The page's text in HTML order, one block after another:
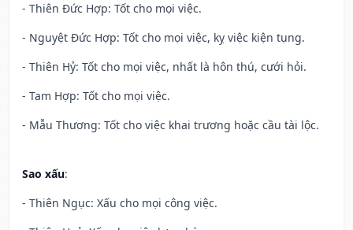
- Thiên Đức Hợp: Tốt cho mọi việc.
- Nguyệt Đức Hợp: Tốt cho mọi việc, kỵ việc kiện tụng.
- Thiên Hỷ: Tốt cho mọi việc, nhất là hôn thú, cưới hỏi.
- Tam Hợp: Tốt cho mọi việc.
- Mẫu Thương: Tốt cho việc khai trương hoặc cầu tài lộc.
Sao xấu:
- Thiên Ngục: Xấu cho mọi công việc.